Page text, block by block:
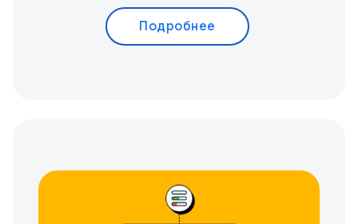
Подробнее